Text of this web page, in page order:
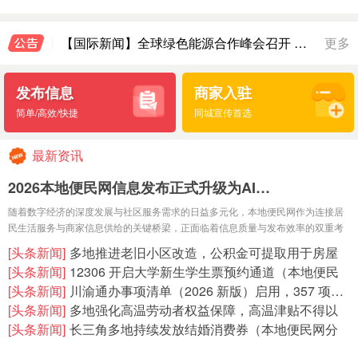
【国际新闻】全球绿色能源合作峰会召开 多国签署碳中和新协议
俄媒：俄军动用“匕首”导弹打击乌军用机场
更多
发布信息
简单/高效/快捷
商家入驻
同城宣传首选
最新资讯
2026本地便民网信息发布正式升级为AI…
随着数字经济的深度发展与社区服务需求的日益多元化，本地便民网作为连接居
民生活服务与商家信息供给的关键桥梁，正面临着信息质量与发布效率的双重考
[头条新闻] 多地推进老旧小区改造，公积金可提取用于房屋
维修翻新…
[头条新闻] 12306 开启大学新生学生票预约通道（本地便民
网…
[头条新闻] 川渝通办事项清单（2026 新版）启用，357 项…
[头条新闻] 多地强化高温劳动者权益保障，高温津贴不得以
物资替代…
[头条新闻] 长三角多地持续发放结婚消费券（本地便民网分